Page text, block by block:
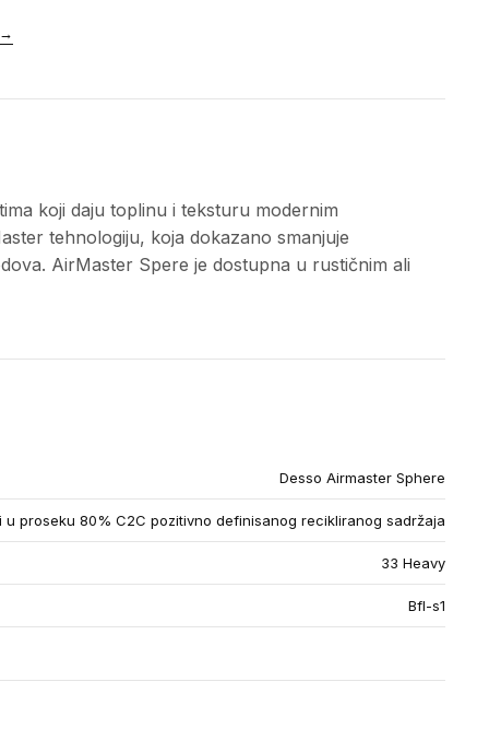
koji daju toplinu i teksturu modernim
tehnologiju, koja dokazano smanjuje
AirMaster Spere je dostupna u rustičnim ali
Desso Airmaster Sphere
u proseku 80% C2C pozitivno definisanog recikliranog sadržaja
33 Heavy
Bfl-s1